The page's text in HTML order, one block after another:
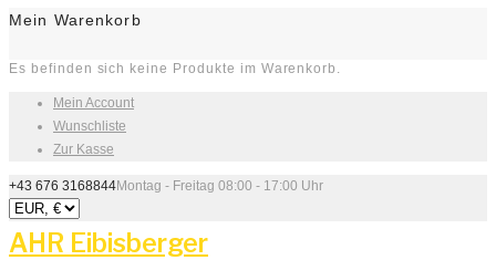
Mein Warenkorb
Es befinden sich keine Produkte im Warenkorb.
Mein Account
Wunschliste
Zur Kasse
+43 676 3168844Montag - Freitag 08:00 - 17:00 Uhr
AHR Eibisberger